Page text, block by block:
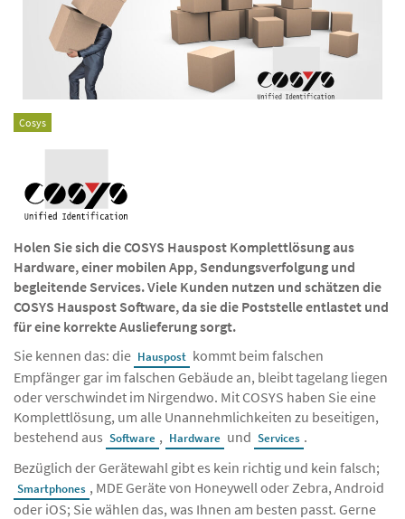
Cosys
Holen Sie sich die COSYS Hauspost Komplettlösung aus
Hardware, einer mobilen App, Sendungsverfolgung und
begleitende Services. Viele Kunden nutzen und schätzen die
COSYS Hauspost Software, da sie die Poststelle entlastet und
für eine korrekte Auslieferung sorgt.
Sie kennen das: die Hauspost kommt beim falschen
Empfänger gar im falschen Gebäude an, bleibt tagelang liegen
oder verschwindet im Nirgendwo. Mit COSYS haben Sie eine
Komplettlösung, um alle Unannehmlichkeiten zu beseitigen,
bestehend aus Software , Hardware und Services .
Bezüglich der Gerätewahl gibt es kein richtig und kein falsch;
Smartphones , MDE Geräte von Honeywell oder Zebra, Android
oder iOS; Sie wählen das, was Ihnen am besten passt. Gerne